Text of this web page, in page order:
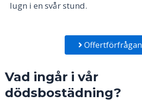
lugn i en svår stund.
Offertförfrågan
Vad ingår i vår
dödsbostädning?